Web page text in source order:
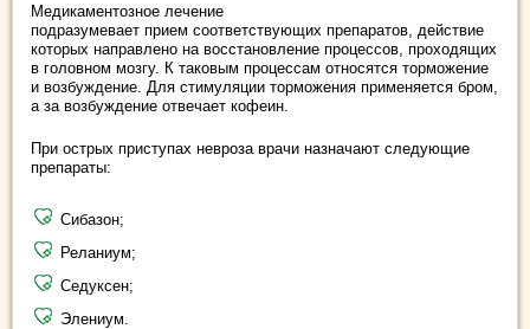
Медикаментозное лечение
подразумевает прием соответствующих препаратов, действие
которых направлено на восстановление процессов, проходящих
в головном мозгу. К таковым процессам относятся торможение
и возбуждение. Для стимуляции торможения применяется бром,
а за возбуждение отвечает кофеин.
При острых приступах невроза врачи назначают следующие
препараты:
Сибазон;
Реланиум;
Седуксен;
Элениум.